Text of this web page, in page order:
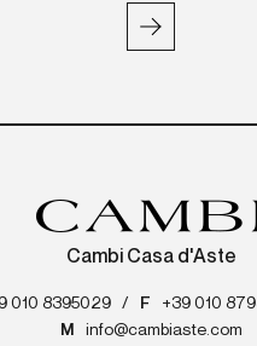
Cambi Casa d'Aste
010 8395029 / F
+39 010
M
info@cambiaste.com